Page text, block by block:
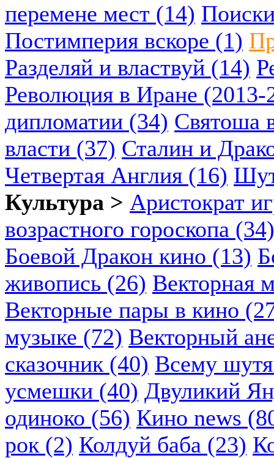
перемене мест (14)
Постимперия вскоре (1)
Разделяй и властвуй (14)
Революция в Иране (2013-
дипломатии (34) Святоша
власти (37) Сталин и
Четвертая Англия (16)
Культура > Аристократ
возрастного гороскопа (34)
Боевой Дракон кино (13)
живопись (26) Векторная
Векторные пары в кино
музыке (72) Векторный
сказочник (40) Всему
усмешки (40) Двуликий
одиноко (56) Кино news
рок (2) Колдуй баба (23)